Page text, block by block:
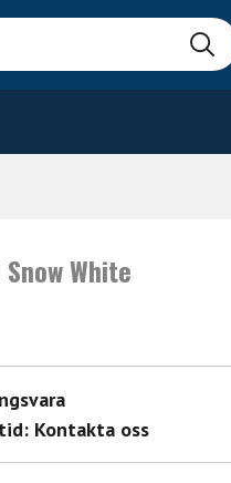
White
Kontakta oss